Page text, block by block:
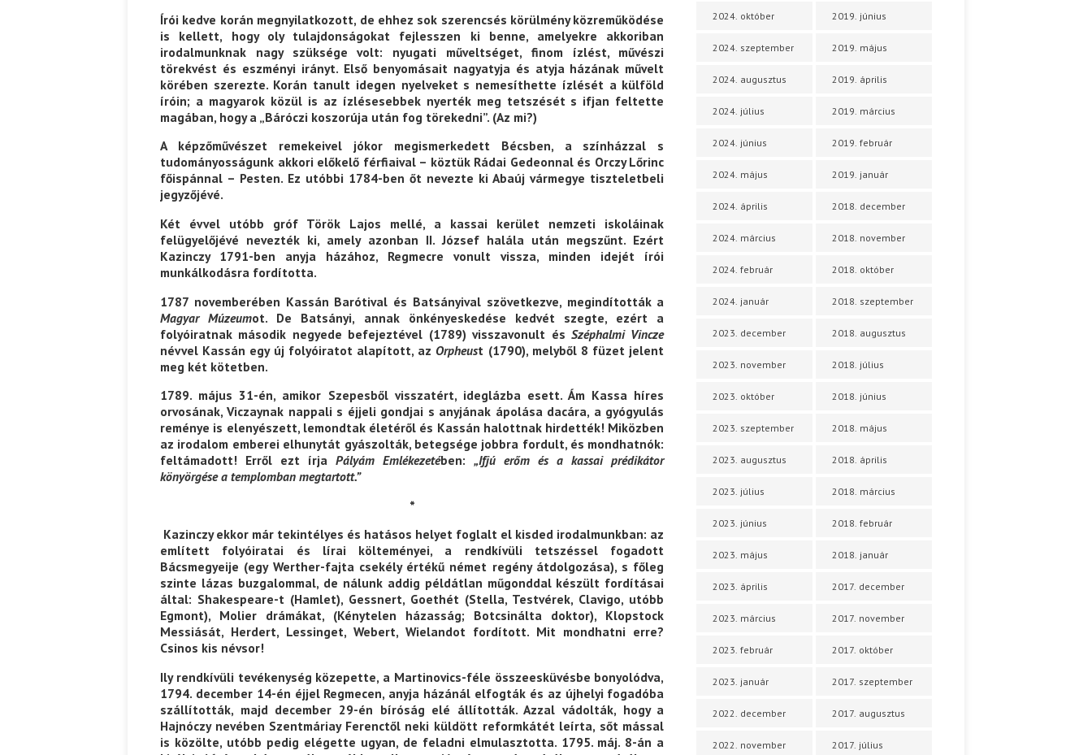
Írói kedve korán megnyilatkozott, de ehhez sok szerencsés körülmény közreműködése
is kellett, hogy oly tulajdonságokat fejlesszen ki benne, amelyekre akkoriban
irodalmunknak nagy szüksége volt: nyugati műveltséget, finom ízlést, művészi
törekvést és eszményi irányt. Első benyomásait nagyatyja és atyja házának művelt
körében szerezte. Korán tanult idegen nyelveket s nemesíthette ízlését a külföld
íróin; a magyarok közül is az ízlésesebbek nyerték meg tetszését s ifjan feltette
magában, hogy a „Báróczi koszorúja után fog törekedni”. (Az mi?)
A képzőművészet remekeivel jókor megismerkedett Bécsben, a színházzal s
tudományosságunk akkori előkelő férfiaival – köztük Rádai Gedeonnal és Orczy Lőrinc
főispánnal – Pesten. Ez utóbbi 1784-ben őt nevezte ki Abaúj vármegye tiszteletbeli
jegyzőjévé.
Két évvel utóbb gróf Török Lajos mellé, a kassai kerület nemzeti iskoláinak
felügyelőjévé nevezték ki, amely azonban II. József halála után megszűnt. Ezért
Kazinczy 1791-ben anyja házához, Regmecre vonult vissza, minden idejét írói
munkálkodásra fordította.
1787 novemberében Kassán Barótival és Batsányival szövetkezve, megindították a
Magyar Múzeumot. De Batsányi, annak önkényeskedése kedvét szegte, ezért a
folyóiratnak második negyede befejeztével (1789) visszavonult és Széphalmi Vincze
névvel Kassán egy új folyóiratot alapított, az Orpheust (1790), melyből 8 füzet jelent
meg két kötetben.
1789. május 31-én, amikor Szepesből visszatért, ideglázba esett. Ám Kassa híres
orvosának, Viczaynak nappali s éjjeli gondjai s anyjának ápolása dacára, a gyógyulás
reménye is elenyészett, lemondtak életéről és Kassán halottnak hirdették! Miközben
az irodalom emberei elhunytát gyászolták, betegsége jobbra fordult, és mondhatnók:
feltámadott! Erről ezt írjaPályám Emlékezetében:„Ifjú erőm és a kassai prédikátor
könyörgése a templomban megtartott.”
*
Kazinczy ekkor már tekintélyes és hatásos helyet foglalt el kisded irodalmunkban: az
említett folyóiratai és lírai költeményei, a rendkívüli tetszéssel fogadott
Bácsmegyeije (egy Werther-fajta csekély értékű német regény átdolgozása), s főleg
szinte lázas buzgalommal, de nálunk addig példátlan műgonddal készült fordításai
által: Shakespeare-t (Hamlet), Gessnert, Goethét (Stella, Testvérek, Clavigo, utóbb
Egmont), Molier drámákat, (Kénytelen házasság; Botcsinálta doktor), Klopstock
Messiását, Herdert, Lessinget, Webert, Wielandot fordított. Mit mondhatni erre?
Csinos kis névsor!
Ily rendkívüli tevékenység közepette, a Martinovics-féle összeesküvésbe bonyolódva,
1794. december 14-én éjjel Regmecen, anyja házánál elfogták és az újhelyi fogadóba
szállították, majd december 29-én bíróság elé állították. Azzal vádolták, hogy a
Hajnóczy nevében Szentmáriay Ferenctől neki küldött reformkátét leírta, sőt mással
is közölte, utóbb pedig elégette ugyan, de feladni elmulasztotta. 1795. máj. 8-án a
2024. október
2024. szeptember
2024. augusztus
2024. július
2024. június
2024. május
2024. április
2024. március
2024. február
2024. január
2023. december
2023. november
2023. október
2023. szeptember
2023. augusztus
2023. július
2023. június
2023. május
2023. április
2023. március
2023. február
2023. január
2022. december
2022. november
2019. június
2019. május
2019. április
2019. március
2019. február
2019. január
2018. december
2018. november
2018. október
2018. szeptember
2018. augusztus
2018. július
2018. június
2018. május
2018. április
2018. március
2018. február
2018. január
2017. december
2017. november
2017. október
2017. szeptember
2017. augusztus
2017. július